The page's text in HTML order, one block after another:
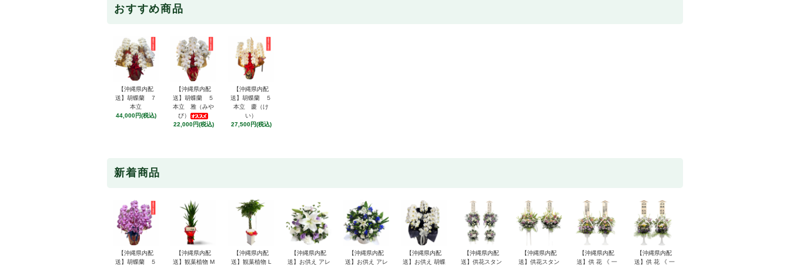
おすすめ商品
【沖縄県内配
送】胡蝶蘭 ７
本立
44,000円(税込)
【沖縄県内配
送】胡蝶蘭 ５
本立 雅（みや
び）
22,000円(税込)
【沖縄県内配
送】胡蝶蘭 ５
本立 慶（け
い）
27,500円(税込)
新着商品
【沖縄県内配
送】胡蝶蘭 ５
【沖縄県内配
送】観葉植物 M
【沖縄県内配
送】観葉植物 L
【沖縄県内配
送】お供え アレ
【沖縄県内配
送】お供え アレ
【沖縄県内配
送】お供え 胡蝶
【沖縄県内配
送】供花スタン
【沖縄県内配
送】供花スタン
【沖縄県内配
送】供 花 《 一
【沖縄県内配
送】供 花 《 一